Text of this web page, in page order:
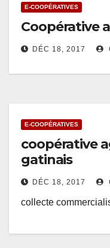
E-COOPÉRATIVES
Coopérative
DÉC 18, 2017
E-COOPÉRATIVES
coopérative
gatinais
DÉC 18, 2017
collecte